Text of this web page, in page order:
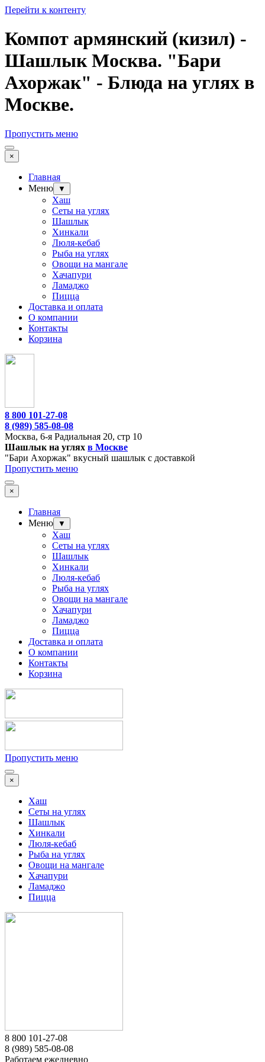
Перейти к контенту
Компот армянский (кизил) -
Шашлык Москва. "Бари
Ахоржак" - Блюда на углях в
Москве.
Пропустить меню
×
Главная
Меню
▼
Хаш
Сеты на углях
Шашлык
Хинкали
Люля-кебаб
Рыба на углях
Овощи на мангале
Хачапури
Ламаджо
Пицца
Доставка и оплата
О компании
Контакты
Корзина
8 800 101-27-08
8 (989) 585-08-08
Москва, 6-я Радиальная 20, стр 10
Шашлык на углях в Москве
"Бари Ахоржак" вкусный шашлык с доставкой
Пропустить меню
×
Главная
Меню
▼
Хаш
Сеты на углях
Шашлык
Хинкали
Люля-кебаб
Рыба на углях
Овощи на мангале
Хачапури
Ламаджо
Пицца
Доставка и оплата
О компании
Контакты
Корзина
Пропустить меню
×
Хаш
Сеты на углях
Шашлык
Хинкали
Люля-кебаб
Рыба на углях
Овощи на мангале
Хачапури
Ламаджо
Пицца
8 800 101-27-08
8 (989) 585-08-08
Работаем ежедневно